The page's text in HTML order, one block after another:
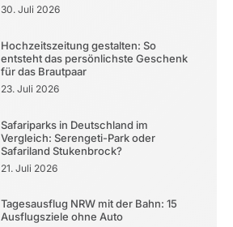
30. Juli 2026
Hochzeitszeitung gestalten: So
entsteht das persönlichste Geschenk
für das Brautpaar
23. Juli 2026
Safariparks in Deutschland im
Vergleich: Serengeti-Park oder
Safariland Stukenbrock?
21. Juli 2026
Tagesausflug NRW mit der Bahn: 15
Ausflugsziele ohne Auto